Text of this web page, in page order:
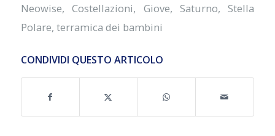
Neowise,Costellazioni, Giove, Saturno,Stella
Polare, terramica dei bambini
CONDIVIDI QUESTO ARTICOLO